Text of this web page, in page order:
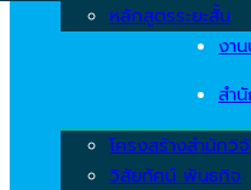
หลักสูตรระยะสั้น
งา
สำ
โครงสร้างสำนักวิ
วิสัยทัศน์ พันธกิจ